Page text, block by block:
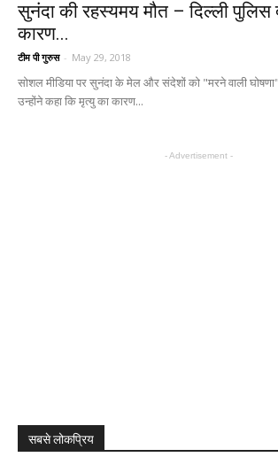
सुनंदा की रहस्यमय मौत – दिल्ली पुलिस
कारण...
टीम पी गुरुस - May 29, 2018
सोशल मीडिया पर सुनंदा के मेल और संदेशों को "मरने वाली
उन्होंने कहा कि मृत्यु का कारण...
- Advertisement -
सबसे लोकप्रिय